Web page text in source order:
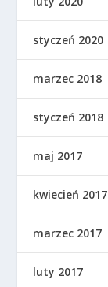
styczeń 2020
marzec 2018
styczeń 2018
maj 2017
kwiecień 2017
marzec 2017
luty 2017